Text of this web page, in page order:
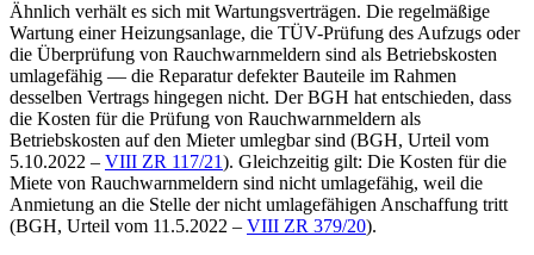
Ähnlich verhält es sich mit Wartungsverträgen. Die regelmäßige
Wartung einer Heizungsanlage, die TÜV-Prüfung des Aufzugs oder
die Überprüfung von Rauchwarnmeldern sind als Betriebskosten
umlagefähig — die Reparatur defekter Bauteile im Rahmen
desselben Vertrags hingegen nicht. Der BGH hat entschieden, dass
die Kosten für die Prüfung von Rauchwarnmeldern als
Betriebskosten auf den Mieter umlegbar sind (BGH, Urteil vom
5.10.2022 – VIII ZR 117/21). Gleichzeitig gilt: Die Kosten für die
Miete von Rauchwarnmeldern sind nicht umlagefähig, weil die
Anmietung an die Stelle der nicht umlagefähigen Anschaffung tritt
(BGH, Urteil vom 11.5.2022 – VIII ZR 379/20).